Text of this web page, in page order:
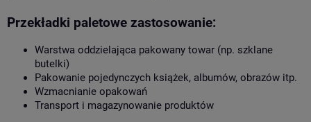
Przekładki paletowe zastosowanie:
Warstwa oddzielająca pakowany towar (np. szklane
butelki)
Pakowanie pojedynczych książek, albumów, obrazów itp.
Wzmacnianie opakowań
Transport i magazynowanie produktów